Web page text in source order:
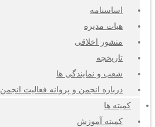
اساسنامه
هیات مدیره
منشور اخلاقی
تاریخچه
شعب و نمایندگی ها
درباره انجمن و پروانه فعالیت انجمن
کمیته ها
کمیته آموزش